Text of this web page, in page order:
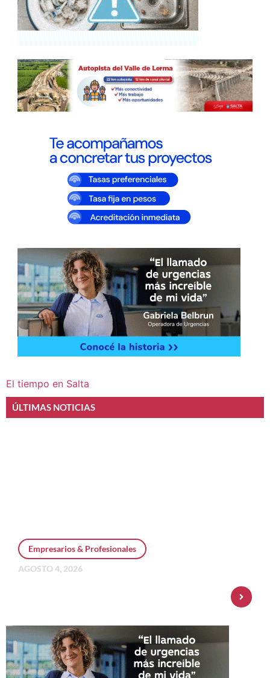
El tiempo en Salta
ÚLTIMAS NOTICIAS
Empresarios & Profesionales
AGOSTO 4, 2026